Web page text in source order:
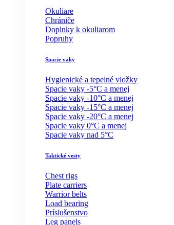
Okuliare
Chrániče
Doplnky k okuliarom
Popruhy
Spacie vaky
Hygienické a tepelné vložky
Spacie vaky -5°C a menej
Spacie vaky -10°C a menej
Spacie vaky -15°C a menej
Spacie vaky -20°C a menej
Spacie vaky 0°C a menej
Spacie vaky nad 5°C
Taktické vesty
Chest rigs
Plate carriers
Warrior belts
Load bearing
Príslušenstvo
Leg panels